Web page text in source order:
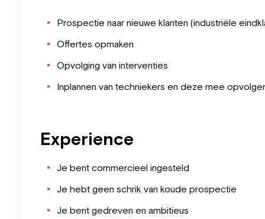
Prospectie naar nieuwe klanten (industriële
Offertes opmaken
Opvolging van interventies
Inplannen van techniekers en deze mee
Experience
Je bent commercieel ingesteld
Je hebt geen schrik van koude prospectie
Je bent gedreven en ambitieus